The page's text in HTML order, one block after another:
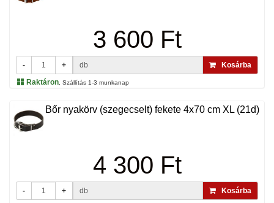
3 600 Ft
- + db
Kosárba
Raktáron , Szállítás 1-3 munkanap
Bőr nyakörv (szegecselt) fekete 4x70 cm XL (21d)
4 300 Ft
- + db
Kosárba